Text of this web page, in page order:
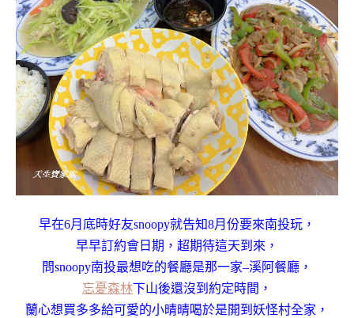
早在6月底時好友snoopy就告知8月份要來南投玩，
早早訂約會日期，超期待這天到來，
問snoopy南投最想吃的餐廳是那一家–溪阿餐廳，
忘憂森林下山後還沒到約定時間，
蘭心想買多多給可愛的小晴晴喝於是開到妖怪村全家，